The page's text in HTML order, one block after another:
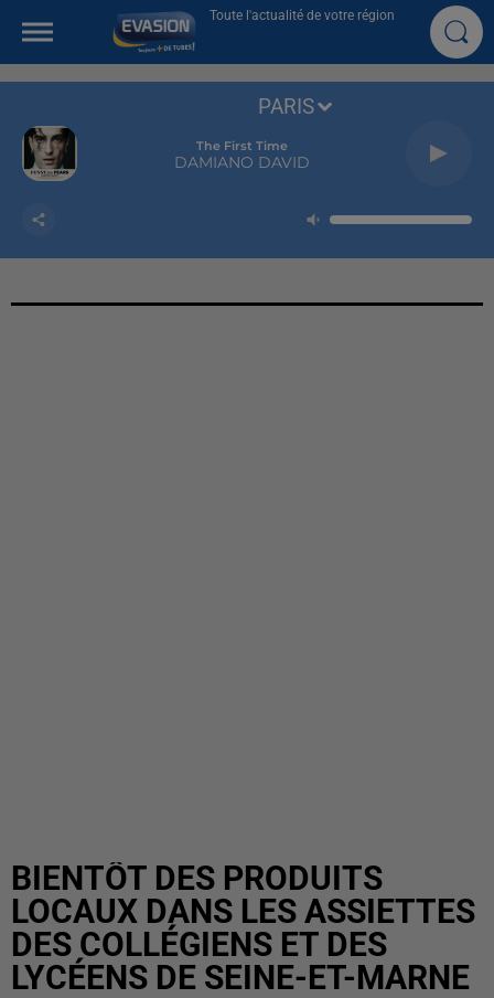
Toute l'actualité de votre région
The First Time
DAMIANO DAVID
PARIS
BIENTÔT DES PRODUITS
LOCAUX DANS LES ASSIETTES
DES COLLÉGIENS ET DES
LYCÉENS DE SEINE-ET-MARNE